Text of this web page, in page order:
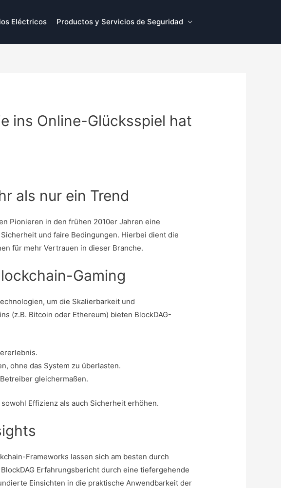
Eléctricos Productos y Servicios de Seguridad
ins Online-Glücksspiel hat
als nur ein Trend
Pionieren in den frühen 2010er Jahren eine
und faire Bedingungen. Hierbei dient die
für mehr Vertrauen in dieser Branche.
Gaming
um die Skalierbarkeit und
(z.B. Bitcoin oder Ethereum) bieten BlockDAG-
ohne das System zu überlasten.
gleichermaßen.
Effizienz als auch Sicherheit erhöhen.
Frameworks lassen sich am besten durch
Erfahrungsbericht durch eine tiefergehende
Einsichten in die praktische Anwendbarkeit der